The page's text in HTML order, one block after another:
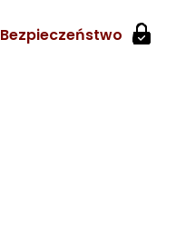
Bezpieczeństwo